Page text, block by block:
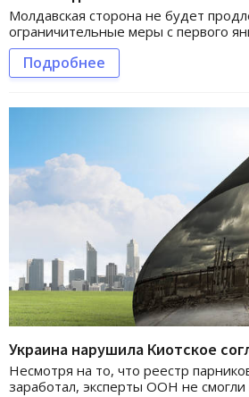
Молдавская сторона не будет
ограничительные меры с первого
Подробнее
Украина нарушила Киотское
Несмотря на то, что реестр
заработал, эксперты ООН не смогли